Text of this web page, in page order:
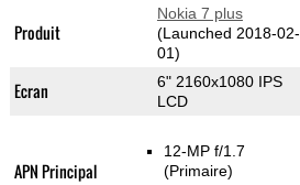
Produit
Nokia 7 plus
(Launched 2018-02-
01)
Ecran
6" 2160x1080 IPS
LCD
APN Principal
12-MP f/1.7
(Primaire)